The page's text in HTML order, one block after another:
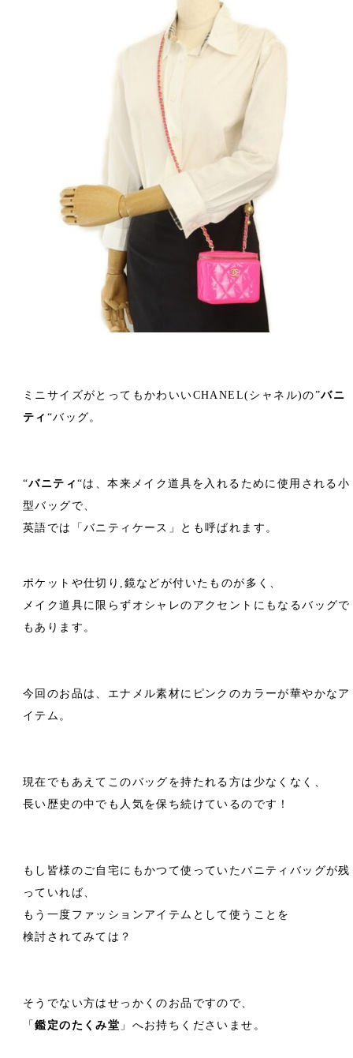
ミニサイズがとってもかわいいCHANEL(シャネル)の”バニ
ティ “バッグ。
“バニティ“は、本来メイク道具を入れるために使用される小
型バッグで、
英語では「 バニティケース 」とも呼ばれます。
ポケットや仕切り,鏡などが付いたものが多く、
メイク道具に限らずオシャレのアクセントにもなるバッグで
もあります。
今回のお品は、エナメル素材にピンクのカラーが華やかなア
イテム。
現在でもあえてこのバッグを持たれる方は少なくなく、
長い歴史の中でも人気を保ち続けているのです！
もし皆様のご自宅にもかつて使っていたバニティバッグが残
っていれば、
もう一度ファッションアイテムとして使うことを
検討されてみては？
そうでない方はせっかくのお品ですので、
「鑑定のたくみ堂 」へお持ちくださいませ。